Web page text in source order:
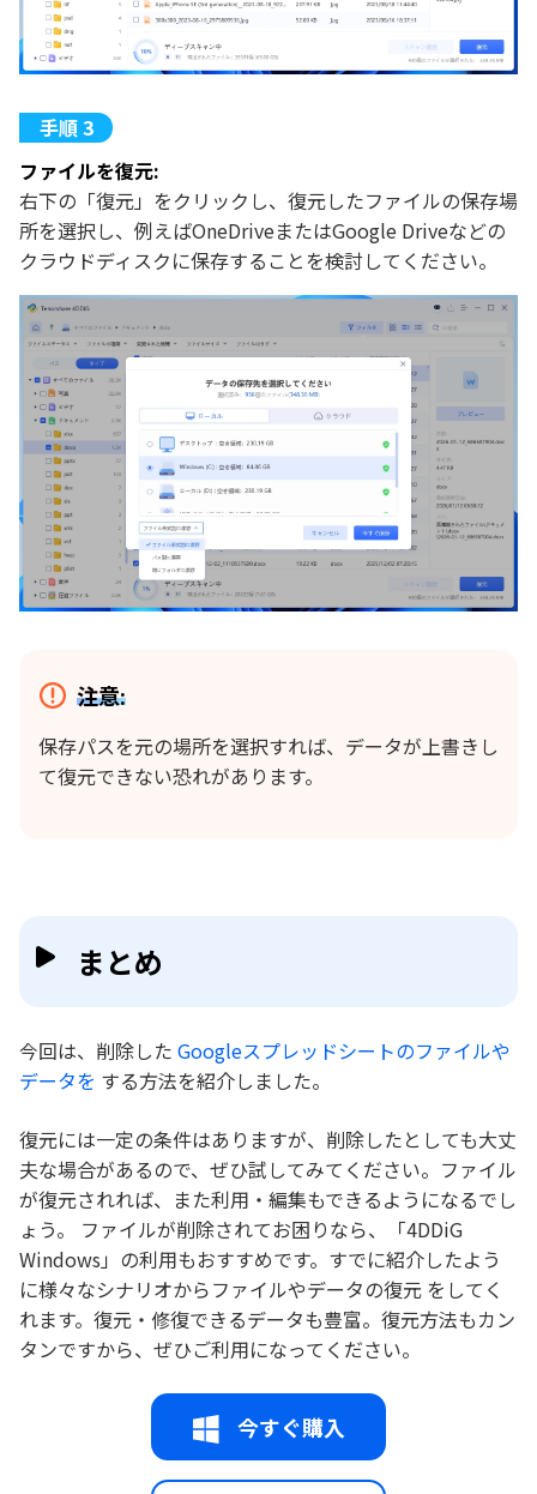
ファイルを復元:
右下の「復元」をクリックし、復元したファイルの保存場
所を選択し、例えばOneDriveまたはGoogle Driveなどの
クラウドディスクに保存することを検討してください。
注意:
保存パスを元の場所を選択すれば、データが上書きし
て復元できない恐れがあります。
まとめ
今回は、削除した Googleスプレッドシートのファイルや
データを する方法を紹介しました。
復元には一定の条件はありますが、削除したとしても大丈
夫な場合があるので、ぜひ試してみてください。ファイル
が復元されれば、また利用・編集もできるようになるでし
ょう。 ファイルが削除されてお困りなら、「4DDiG
Windows」の利用もおすすめです。すでに紹介したよう
に様々なシナリオからファイルやデータの復元 をしてく
れます。復元・修復できるデータも豊富。復元方法もカン
タンですから、ぜひご利用になってください。
今すぐ購入